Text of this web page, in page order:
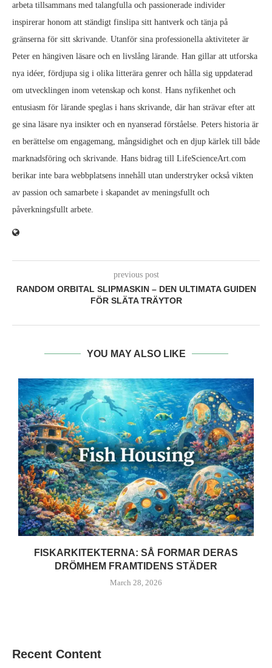
arbeta tillsammans med talangfulla och passionerade individer
inspirerar honom att ständigt finslipa sitt hantverk och tänja på
gränserna för sitt skrivande. Utanför sina professionella aktiviteter är
Peter en hängiven läsare och en livslång lärande. Han gillar att utforska
nya idéer, fördjupa sig i olika litterära genrer och hålla sig uppdaterad
om utvecklingen inom vetenskap och konst. Hans nyfikenhet och
entusiasm för lärande speglas i hans skrivande, där han strävar efter att
ge sina läsare nya insikter och en nyanserad förståelse. Peters historia är
en berättelse om engagemang, mångsidighet och en djup kärlek till både
marknadsföring och skrivande. Hans bidrag till LifeScienceArt.com
berikar inte bara webbplatsens innehåll utan understryker också vikten
av passion och samarbete i skapandet av meningsfullt och
påverkningsfullt arbete.
previous post
RANDOM ORBITAL SLIPMASKIN – DEN ULTIMATA GUIDEN
FÖR SLÄTA TRÄYTOR
YOU MAY ALSO LIKE
FISKARKITEKTERNA: SÅ FORMAR DERAS
DRÖMHEM FRAMTIDENS STÄDER
March 28, 2026
Recent Content